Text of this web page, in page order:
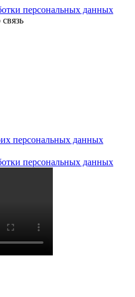
персональных данных
персональных данных
персональных данных